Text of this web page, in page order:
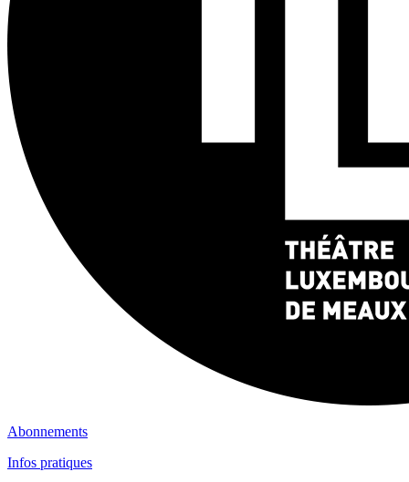
Abonnements
Infos pratiques